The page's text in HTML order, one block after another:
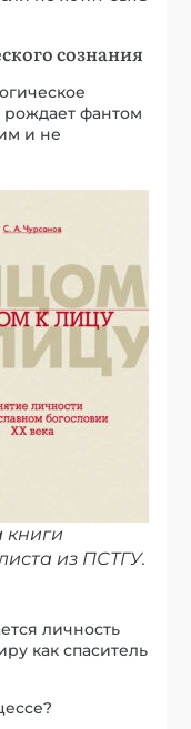
сознания
фантом
и не
из ПСТГУ.
личность
как спаситель